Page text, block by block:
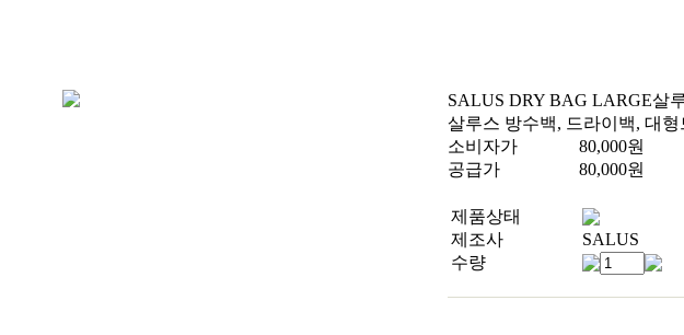
SALUS DRY BAG LARGE살
살루스 방수백, 드라이백, 대
소비자가
80,000원
공급가
80,000원
제품상태
제조사
SALUS
수량